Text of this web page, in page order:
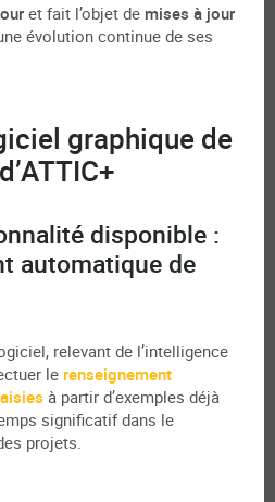
et fait l’objet de mises à jour
évolution continue de ses
graphique de
disponible :
automatique de
relevant de l’intelligence
le renseignement
à partir d’exemples déjà
significatif dans le
projets.